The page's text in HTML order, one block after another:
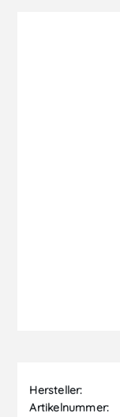
Hersteller:
Artikelnummer: